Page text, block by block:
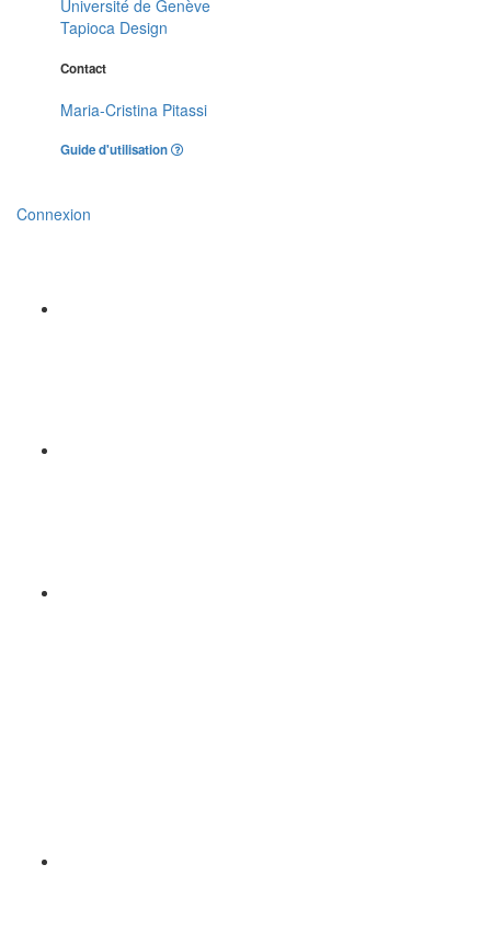
Université de Genève
Tapioca Design
Contact
Maria-Cristina Pitassi
Guide d'utilisation
Connexion